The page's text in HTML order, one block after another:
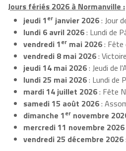
Jours fériés 2026 à Normanville :
jeudi 1erjanvier 2026: Jour
lundi 6 avril 2026: Lundi de
vendredi 1ermai 2026: Fête
vendredi 8 mai 2026:
jeudi 14 mai 2026: Jeudi de
lundi 25 mai 2026: Lundi de
mardi 14 juillet 2026: Fête
samedi 15 août 2026:
dimanche 1ernovembre
mercredi 11 novembre 2026
vendredi 25 décembre 2026